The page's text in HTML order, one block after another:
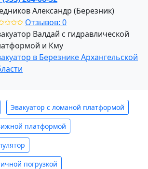
Александр (Березник)
Отзывов: 0
Валдай с гидравлической
и Кму
в Березнике Архангельской
Эвакуатор с ломаной платформой
платформой
погрузкой